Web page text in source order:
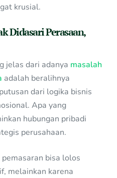
krusial.
Didasari Perasaan,
jelas dari adanya masalah
adalah beralihnya
dari logika bisnis
Apa yang
hubungan pribadi
perusahaan.
bisa lolos
melainkan karena